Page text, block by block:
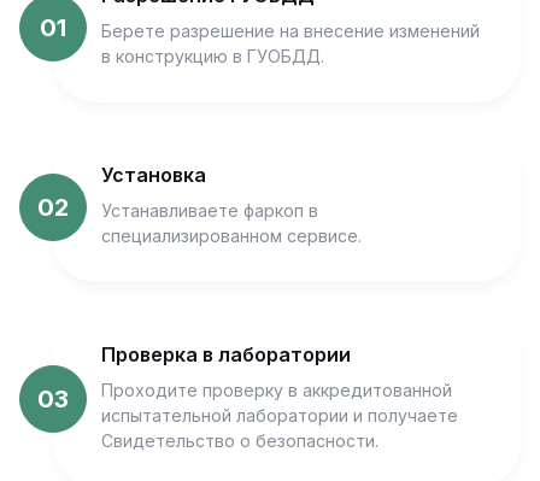
01
Берете разрешение на внесение изменений
в конструкцию в ГУОБДД.
02
Установка
Устанавливаете фаркоп в
специализированном сервисе.
03
Проверка в лаборатории
Проходите проверку в аккредитованной
испытательной лаборатории и получаете
Свидетельство о безопасности.